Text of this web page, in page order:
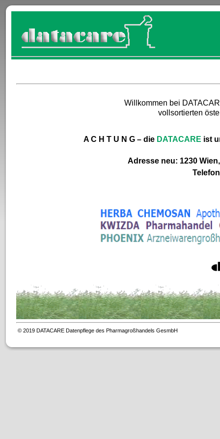
Willkommen bei
vollsortierten
A C H T U N G – die DATACARE ist
Adresse neu: 1230
© 2019 DATACARE Datenpflege des Pharmagroßhandels GesmbH